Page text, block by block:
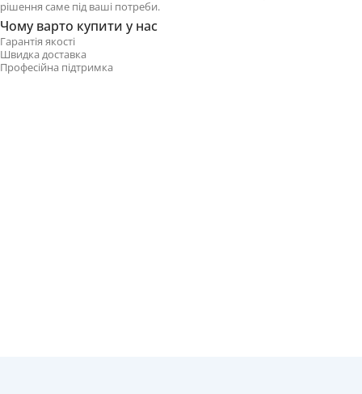
рішення саме під ваші потреби.
Чому варто купити у нас
Гарантія якості
Швидка доставка
Професійна підтримка